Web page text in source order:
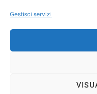
Gestisci servizi